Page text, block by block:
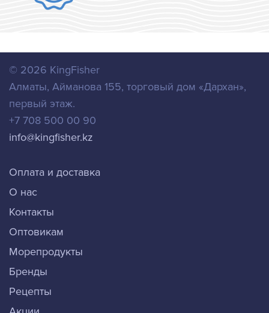
© 2026 KingFisher
Алматы, Айманова 155, торговый дом «Дархан»,
первый этаж.
+7 708 500 00 90
info@kingfisher.kz
Оплата и доставка
О нас
Контакты
Оптовикам
Морепродукты
Бренды
Рецепты